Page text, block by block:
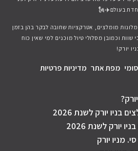
בעולם✈️🗽
מומלצים, אטרקציות שחובה לבקר בהן בזמן
שוות וכמובן מסלולי טיול מוכנים למי שאין כוח
יורק!
מפת אתר מדיניות פרטיות
יורק לשנת 2026
מניו יורק